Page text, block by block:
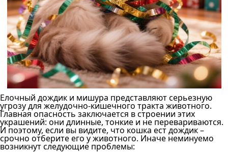
Елочный дождик и мишура представляют серьезную
угрозу для желудочно-кишечного тракта животного.
Главная опасность заключается в строении этих
украшений: они длинные, тонкие и не перевариваются.
И поэтому, если вы видите, что кошка ест дождик –
срочно отберите его у животного. Иначе неминуемо
возникнут следующие проблемы: